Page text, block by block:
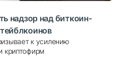
надзор над биткоин-
к усилению
криптофирм